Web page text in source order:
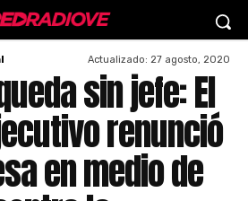
Actualizado: 27 agosto, 2020
sin jefe: El
renunció
en medio de